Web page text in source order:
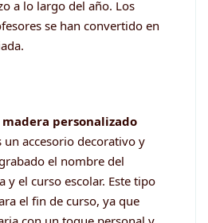
a lo largo del año. Los
se han convertido en
personalizado
un accesorio decorativo y
el nombre del
y el curso escolar. Este tipo
el fin de curso, ya que